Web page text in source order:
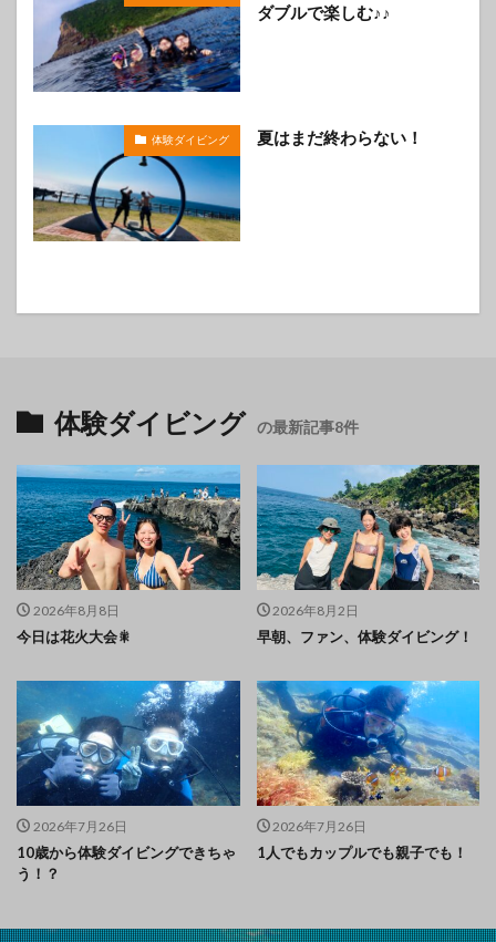
ダブルで楽しむ♪♪
体験ダイビング 夏はまだ終わらない！
体験ダイビング の最新記事8件
2026年8月8日
今日は花火大会🎇
2026年8月2日
早朝、ファン、体験ダイビング！
2026年7月26日
10歳から体験ダイビングできちゃ
う！？
2026年7月26日
1人でもカップルでも親子でも！